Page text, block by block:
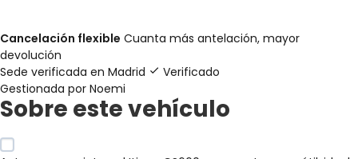
Cancelación flexible Cuanta más antelación, mayor
devolución
Sede verificada en Madrid
Verificado
Gestionada por Noemi
Sobre este vehículo